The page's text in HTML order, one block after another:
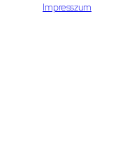
Impresszum